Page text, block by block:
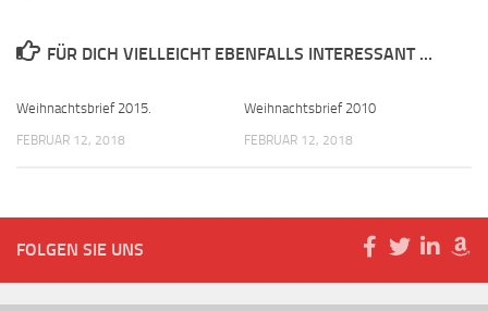
FÜR DICH VIELLEICHT EBENFALLS INTERESSANT …
Weihnachtsbrief 2015.
FEBRUAR 12, 2018
Weihnachtsbrief 2010
FEBRUAR 12, 2018
FOLGEN SIE UNS